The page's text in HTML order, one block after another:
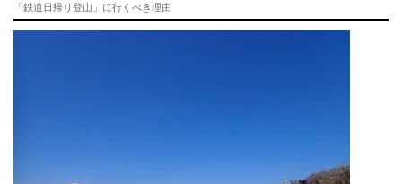
「鉄道日帰り登山」に行くべき理由